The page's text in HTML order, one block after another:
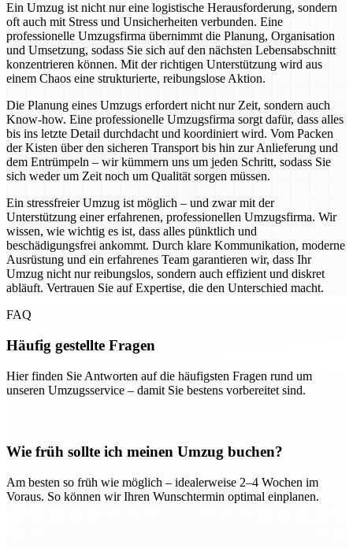
Ein Umzug ist nicht nur eine logistische Herausforderung, sondern
oft auch mit Stress und Unsicherheiten verbunden. Eine
professionelle Umzugsfirma übernimmt die Planung, Organisation
und Umsetzung, sodass Sie sich auf den nächsten Lebensabschnitt
konzentrieren können. Mit der richtigen Unterstützung wird aus
einem Chaos eine strukturierte, reibungslose Aktion.
Die Planung eines Umzugs erfordert nicht nur Zeit, sondern auch
Know-how. Eine professionelle Umzugsfirma sorgt dafür, dass alles
bis ins letzte Detail durchdacht und koordiniert wird. Vom Packen
der Kisten über den sicheren Transport bis hin zur Anlieferung und
dem Entrümpeln – wir kümmern uns um jeden Schritt, sodass Sie
sich weder um Zeit noch um Qualität sorgen müssen.
Ein stressfreier Umzug ist möglich – und zwar mit der
Unterstützung einer erfahrenen, professionellen Umzugsfirma. Wir
wissen, wie wichtig es ist, dass alles pünktlich und
beschädigungsfrei ankommt. Durch klare Kommunikation, moderne
Ausrüstung und ein erfahrenes Team garantieren wir, dass Ihr
Umzug nicht nur reibungslos, sondern auch effizient und diskret
abläuft. Vertrauen Sie auf Expertise, die den Unterschied macht.
FAQ
Häufig gestellte Fragen
Hier finden Sie Antworten auf die häufigsten Fragen rund um
unseren Umzugsservice – damit Sie bestens vorbereitet sind.
Wie früh sollte ich meinen Umzug buchen?
Am besten so früh wie möglich – idealerweise 2–4 Wochen im
Voraus. So können wir Ihren Wunschtermin optimal einplanen.